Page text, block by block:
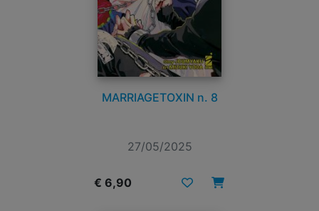
MARRIAGETOXIN n. 8
27/05/2025
€ 6,90